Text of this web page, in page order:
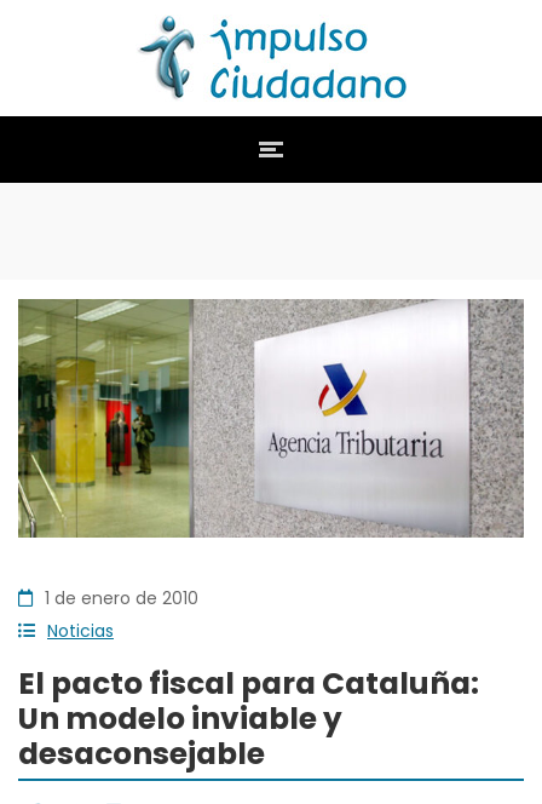
1 de enero de 2010
Noticias
El pacto fiscal para Cataluña:
Un modelo inviable y
desaconsejable